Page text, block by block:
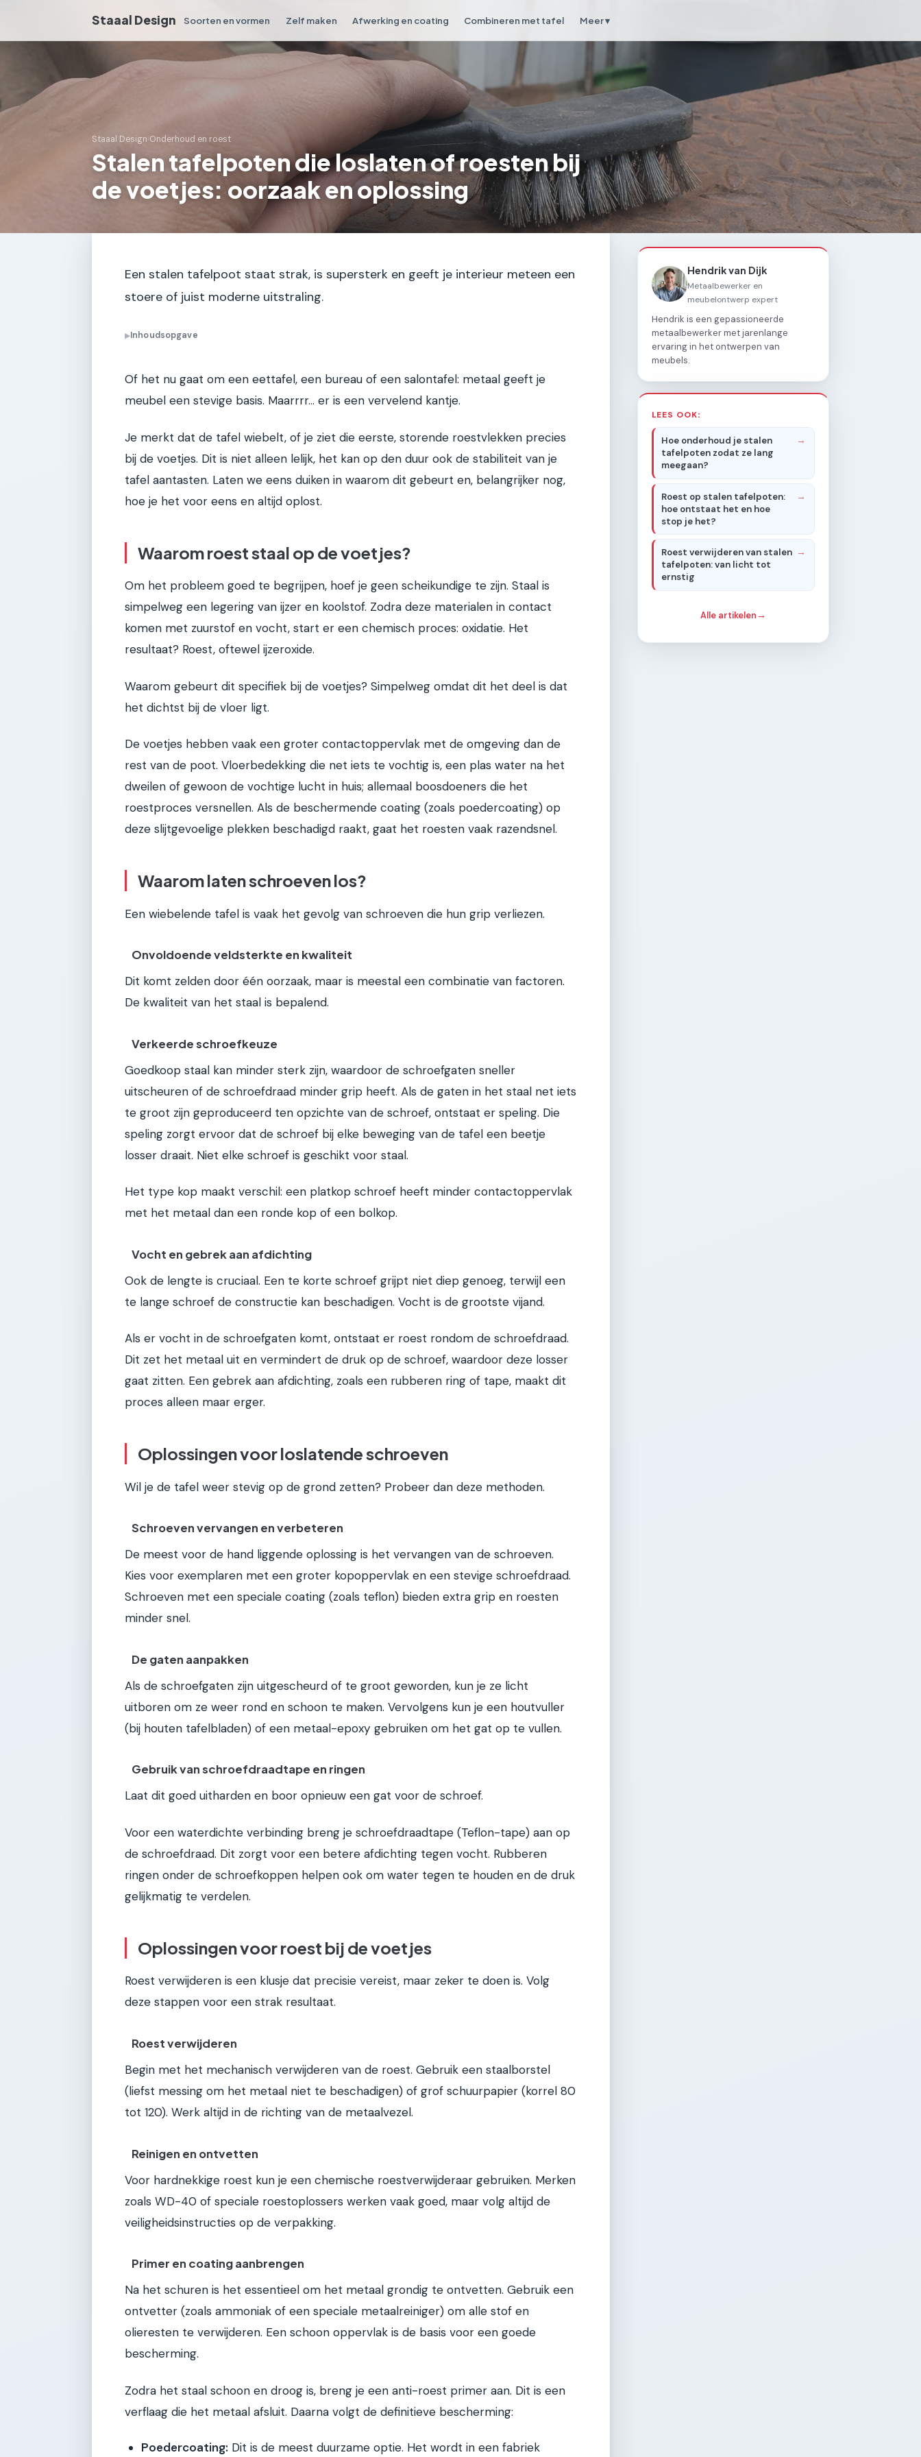
Staaal Design Soorten en vormen Zelf maken Afwerking en coating Combineren met tafel Meer ▾
Staaal Design›Onderhoud en roest
Stalen tafelpoten die loslaten of roesten bij
de voetjes: oorzaak en oplossing
Een stalen tafelpoot staat strak, is supersterk en geeft je interieur meteen een
stoere of juist moderne uitstraling.
▶Inhoudsopgave
Of het nu gaat om een eettafel, een bureau of een salontafel: metaal geeft je
meubel een stevige basis. Maarrrr… er is een vervelend kantje.
Je merkt dat de tafel wiebelt, of je ziet die eerste, storende roestvlekken precies
bij de voetjes. Dit is niet alleen lelijk, het kan op den duur ook de stabiliteit van je
tafel aantasten. Laten we eens duiken in waarom dit gebeurt en, belangrijker nog,
hoe je het voor eens en altijd oplost.
Waarom roest staal op de voetjes?
Om het probleem goed te begrijpen, hoef je geen scheikundige te zijn. Staal is
simpelweg een legering van ijzer en koolstof. Zodra deze materialen in contact
komen met zuurstof en vocht, start er een chemisch proces: oxidatie. Het
resultaat? Roest, oftewel ijzeroxide.
Waarom gebeurt dit specifiek bij de voetjes? Simpelweg omdat dit het deel is dat
het dichtst bij de vloer ligt.
De voetjes hebben vaak een groter contactoppervlak met de omgeving dan de
rest van de poot. Vloerbedekking die net iets te vochtig is, een plas water na het
dweilen of gewoon de vochtige lucht in huis; allemaal boosdoeners die het
roestproces versnellen. Als de beschermende coating (zoals poedercoating) op
deze slijtgevoelige plekken beschadigd raakt, gaat het roesten vaak razendsnel.
Waarom laten schroeven los?
Een wiebelende tafel is vaak het gevolg van schroeven die hun grip verliezen.
Onvoldoende veldsterkte en kwaliteit
Dit komt zelden door één oorzaak, maar is meestal een combinatie van factoren.
De kwaliteit van het staal is bepalend.
Verkeerde schroefkeuze
Goedkoop staal kan minder sterk zijn, waardoor de schroefgaten sneller
uitscheuren of de schroefdraad minder grip heeft. Als de gaten in het staal net iets
te groot zijn geproduceerd ten opzichte van de schroef, ontstaat er speling. Die
speling zorgt ervoor dat de schroef bij elke beweging van de tafel een beetje
losser draait. Niet elke schroef is geschikt voor staal.
Het type kop maakt verschil: een platkop schroef heeft minder contactoppervlak
met het metaal dan een ronde kop of een bolkop.
Vocht en gebrek aan afdichting
Ook de lengte is cruciaal. Een te korte schroef grijpt niet diep genoeg, terwijl een
te lange schroef de constructie kan beschadigen. Vocht is de grootste vijand.
Als er vocht in de schroefgaten komt, ontstaat er roest rondom de schroefdraad.
Dit zet het metaal uit en vermindert de druk op de schroef, waardoor deze losser
gaat zitten. Een gebrek aan afdichting, zoals een rubberen ring of tape, maakt dit
proces alleen maar erger.
Oplossingen voor loslatende schroeven
Wil je de tafel weer stevig op de grond zetten? Probeer dan deze methoden.
Schroeven vervangen en verbeteren
De meest voor de hand liggende oplossing is het vervangen van de schroeven.
Kies voor exemplaren met een groter kopoppervlak en een stevige schroefdraad.
Schroeven met een speciale coating (zoals teflon) bieden extra grip en roesten
minder snel.
De gaten aanpakken
Als de schroefgaten zijn uitgescheurd of te groot geworden, kun je ze licht
uitboren om ze weer rond en schoon te maken. Vervolgens kun je een houtvuller
(bij houten tafelbladen) of een metaal-epoxy gebruiken om het gat op te vullen.
Gebruik van schroefdraadtape en ringen
Laat dit goed uitharden en boor opnieuw een gat voor de schroef.
Voor een waterdichte verbinding breng je schroefdraadtape (Teflon-tape) aan op
de schroefdraad. Dit zorgt voor een betere afdichting tegen vocht. Rubberen
ringen onder de schroefkoppen helpen ook om water tegen te houden en de druk
gelijkmatig te verdelen.
Oplossingen voor roest bij de voetjes
Roest verwijderen is een klusje dat precisie vereist, maar zeker te doen is. Volg
deze stappen voor een strak resultaat.
Roest verwijderen
Begin met het mechanisch verwijderen van de roest. Gebruik een staalborstel
(liefst messing om het metaal niet te beschadigen) of grof schuurpapier (korrel 80
tot 120). Werk altijd in de richting van de metaalvezel.
Reinigen en ontvetten
Voor hardnekkige roest kun je een chemische roestverwijderaar gebruiken. Merken
zoals WD-40 of speciale roestoplossers werken vaak goed, maar volg altijd de
veiligheidsinstructies op de verpakking.
Primer en coating aanbrengen
Na het schuren is het essentieel om het metaal grondig te ontvetten. Gebruik een
ontvetter (zoals ammoniak of een speciale metaalreiniger) om alle stof en
olieresten te verwijderen. Een schoon oppervlak is de basis voor een goede
bescherming.
Zodra het staal schoon en droog is, breng je een anti-roest primer aan. Dit is een
verflaag die het metaal afsluit. Daarna volgt de definitieve bescherming:
Poedercoating: Dit is de meest duurzame optie. Het wordt in een fabriek
Hendrik van Dijk
Metaalbewerker en
meubelontwerp expert
Hendrik is een gepassioneerde
metaalbewerker met jarenlange
ervaring in het ontwerpen van
meubels.
LEES OOK:
Hoe onderhoud je stalen
tafelpoten zodat ze lang
meegaan?
Roest op stalen tafelpoten:
hoe ontstaat het en hoe
stop je het?
Roest verwijderen van stalen
tafelpoten: van licht tot
ernstig
Alle artikelen